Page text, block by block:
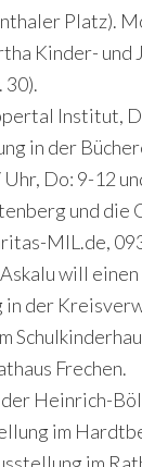
Platz).
Kinder- und
30).
Institut,
in der
Do: 9-12
und die
MIL.de,
will
der
Frechen.
Heinrich-
im